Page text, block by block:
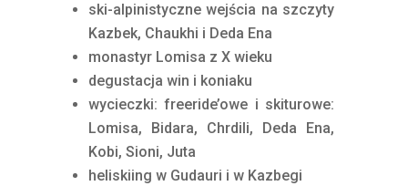
ski-alpinistyczne wejścia na szczyty
Kazbek, Chaukhi i Deda Ena
monastyr Lomisa z X wieku
degustacja win i koniaku
wycieczki: freeride’owe i skiturowe:
Lomisa, Bidara, Chrdili, Deda Ena,
Kobi, Sioni, Juta
heliskiing w Gudauri i w Kazbegi